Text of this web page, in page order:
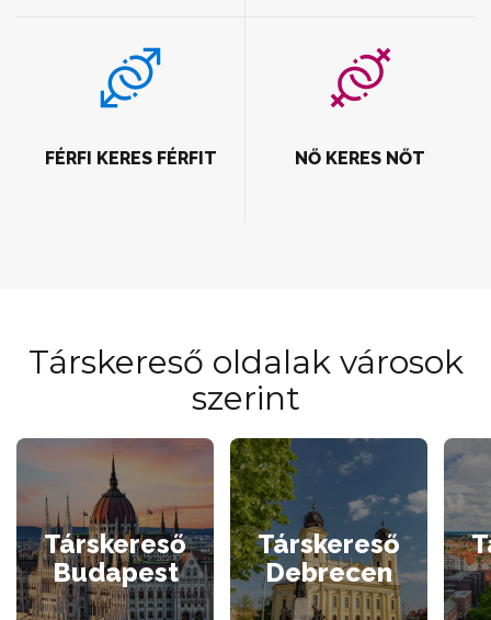
FÉRFI KERES FÉRFIT NŐ KERES NŐT
Társkereső oldalak városok
szerint
Társkereső
Budapest
Társkereső
Debrecen